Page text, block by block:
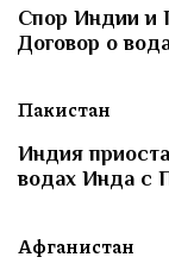
Спор Индии и
Договор о
Пакистан
Индия
водах Инда с
Афганистан